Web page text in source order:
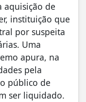
aquisição de
instituição que
por suspeita
Uma
apura, na
pela
público de
ser liquidado.